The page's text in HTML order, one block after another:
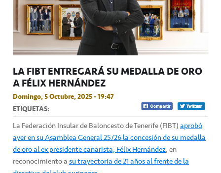
LA FIBT ENTREGARÁ SU MEDALLA DE ORO
A FÉLIX HERNÁNDEZ
Domingo, 5 Octubre, 2025 - 19:47
ETIQUETAS:
La Federación Insular de Baloncesto de Tenerife (FIBT)aprobó
ayer en su Asamblea General 25/26 la concesión de su medalla
de oro al ex presidente canarista, Félix Hernández, en
reconocimiento asu trayectoria de 21 años al frente de la